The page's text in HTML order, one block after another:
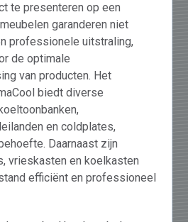
te presenteren op een
garanderen niet
professionele uitstraling,
de optimale
van producten. Het
biedt diverse
en coldplates,
Daarnaast zijn
vrieskasten en koelkasten
efficiënt en professioneel